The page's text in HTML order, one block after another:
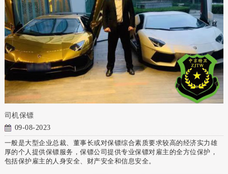
司机保镖
09-08-2023
一般是大型企业总裁、董事长或对保镖综合素质要求较高的经济实力雄
厚的个人提供保镖服务，保镖公司提供专业保镖对雇主的全方位保护，
包括保护雇主的人身安全、财产安全和信息安全。